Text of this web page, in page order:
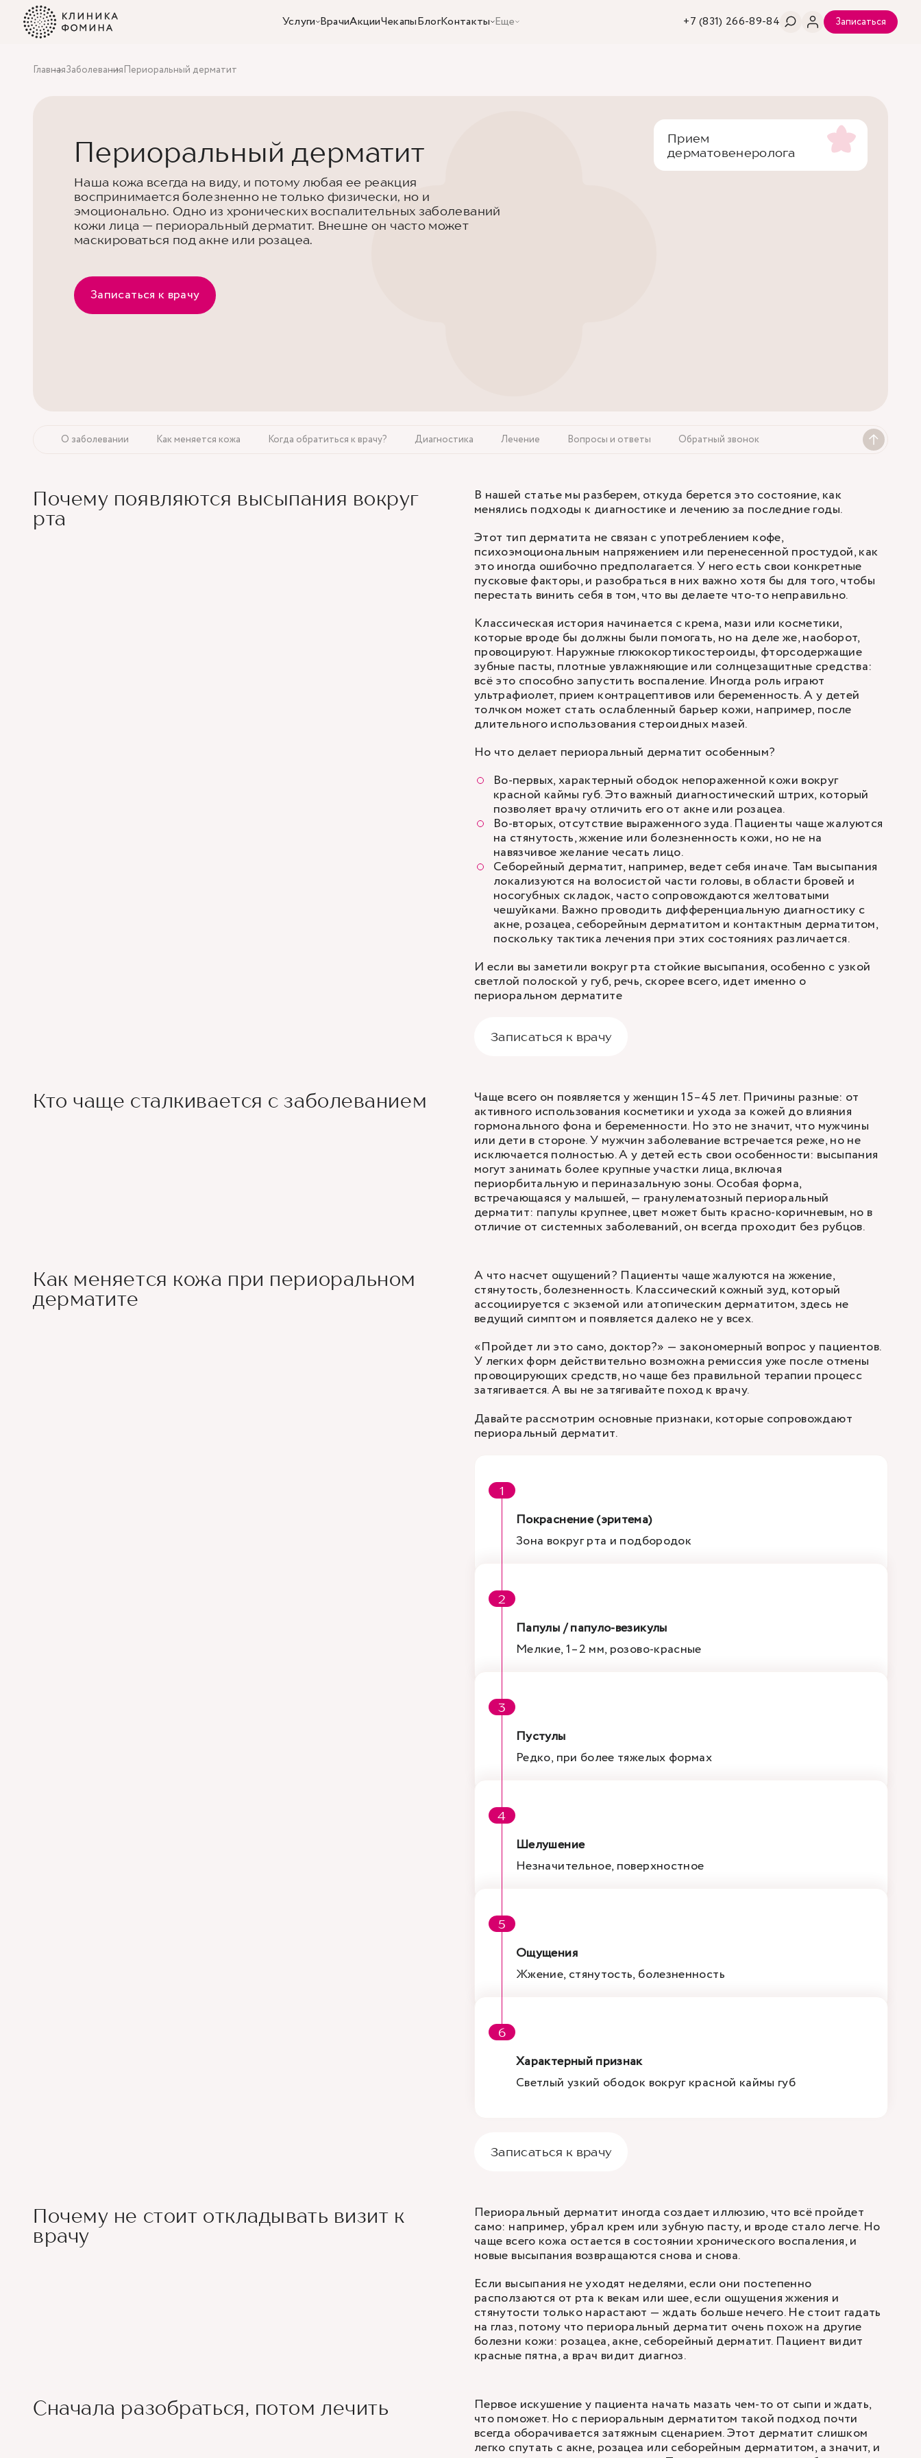
Услуги ВрачиАкцииЧекапыБлогКонтакты Еще +7 (831) 266-89-84 Записаться
ГлавнаяЗаболеванияПериоральный дерматит
Периоральный дерматит
Наша кожа всегда на виду, и потому любая ее реакция
воспринимается болезненно не только физически, но и
эмоционально. Одно из хронических воспалительных заболеваний
кожи лица — периоральный дерматит. Внешне он часто может
маскироваться под акне или розацеа.
Записаться к врачу
Прием
дерматовенеролога
О заболевании Как меняется кожа Когда обратиться к врачу? Диагностика Лечение Вопросы и ответы Обратный звонок
Почему появляются высыпания вокруг
рта
В нашей статье мы разберем, откуда берется это состояние, как
менялись подходы к диагностике и лечению за последние годы.
Этот тип дерматита не связан с употреблением кофе,
психоэмоциональным напряжением или перенесенной простудой, как
это иногда ошибочно предполагается. У него есть свои конкретные
пусковые факторы, и разобраться в них важно хотя бы для того, чтобы
перестать винить себя в том, что вы делаете что-то неправильно.
Классическая история начинается с крема, мази или косметики,
которые вроде бы должны были помогать, но на деле же, наоборот,
провоцируют. Наружные глюкокортикостероиды, фторсодержащие
зубные пасты, плотные увлажняющие или солнцезащитные средства:
всё это способно запустить воспаление. Иногда роль играют
ультрафиолет, прием контрацептивов или беременность. А у детей
толчком может стать ослабленный барьер кожи, например, после
длительного использования стероидных мазей.
Но что делает периоральный дерматит особенным?
Во-первых, характерный ободок непораженной кожи вокруг
красной каймы губ. Это важный диагностический штрих, который
позволяет врачу отличить его от акне или розацеа.
Во-вторых, отсутствие выраженного зуда. Пациенты чаще жалуются
на стянутость, жжение или болезненность кожи, но не на
навязчивое желание чесать лицо.
Себорейный дерматит, например, ведет себя иначе. Там высыпания
локализуются на волосистой части головы, в области бровей и
носогубных складок, часто сопровождаются желтоватыми
чешуйками. Важно проводить дифференциальную диагностику с
акне, розацеа, себорейным дерматитом и контактным дерматитом,
поскольку тактика лечения при этих состояниях различается.
И если вы заметили вокруг рта стойкие высыпания, особенно с узкой
светлой полоской у губ, речь, скорее всего, идет именно о
периоральном дерматите
Записаться к врачу
Кто чаще сталкивается с заболеванием
Чаще всего он появляется у женщин 15–45 лет. Причины разные: от
активного использования косметики и ухода за кожей до влияния
гормонального фона и беременности. Но это не значит, что мужчины
или дети в стороне. У мужчин заболевание встречается реже, но не
исключается полностью. А у детей есть свои особенности: высыпания
могут занимать более крупные участки лица, включая
периорбитальную и периназальную зоны. Особая форма,
встречающаяся у малышей, — гранулематозный периоральный
дерматит: папулы крупнее, цвет может быть красно-коричневым, но в
отличие от системных заболеваний, он всегда проходит без рубцов.
Как меняется кожа при периоральном
дерматите
А что насчет ощущений? Пациенты чаще жалуются на жжение,
стянутость, болезненность. Классический кожный зуд, который
ассоциируется с экземой или атопическим дерматитом, здесь не
ведущий симптом и появляется далеко не у всех.
«Пройдет ли это само, доктор?» — закономерный вопрос у пациентов.
У легких форм действительно возможна ремиссия уже после отмены
провоцирующих средств, но чаще без правильной терапии процесс
затягивается. А вы не затягивайте поход к врачу.
Давайте рассмотрим основные признаки, которые сопровождают
периоральный дерматит.
Покраснение (эритема)
Зона вокруг рта и подбородок
Папулы / папуло-везикулы
Мелкие, 1–2 мм, розово-красные
Пустулы
Редко, при более тяжелых формах
Шелушение
Незначительное, поверхностное
Ощущения
Жжение, стянутость, болезненность
Характерный признак
Светлый узкий ободок вокруг красной каймы губ
Записаться к врачу
Почему не стоит откладывать визит к
врачу
Периоральный дерматит иногда создает иллюзию, что всё пройдет
само: например, убрал крем или зубную пасту, и вроде стало легче. Но
чаще всего кожа остается в состоянии хронического воспаления, и
новые высыпания возвращаются снова и снова.
Если высыпания не уходят неделями, если они постепенно
расползаются от рта к векам или шее, если ощущения жжения и
стянутости только нарастают — ждать больше нечего. Не стоит гадать
на глаз, потому что периоральный дерматит очень похож на другие
болезни кожи: розацеа, акне, себорейный дерматит. Пациент видит
красные пятна, а врач видит диагноз.
Сначала разобраться, потом лечить
Первое искушение у пациента начать мазать чем-то от сыпи и ждать,
что поможет. Но с периоральным дерматитом такой подход почти
всегда оборачивается затяжным сценарием. Этот дерматит слишком
легко спутать с акне, розацеа или себорейным дерматитом, а значит, и